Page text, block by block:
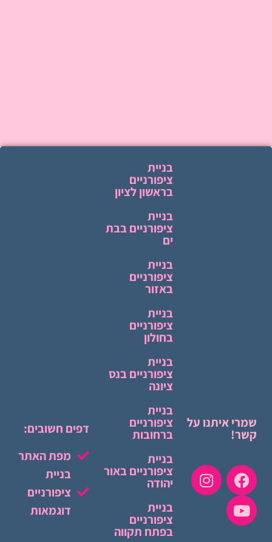
שמרי איתנו על
קשר!
בניית
ציפורניים
בראשון לציון
בניית
ציפורניים בבת
ים
בניית
ציפורניים
באזור
בניית
ציפורניים
בחולון
בניית
ציפורניים בנס
ציונה
בניית
ציפורניים
ברחובות
בניית
ציפורניים באור
יהודה
בניית
ציפורניים
בפתח תקווה
דפים חשובים:
מפת האתר
בניית
ציפורניים
דוגמאות